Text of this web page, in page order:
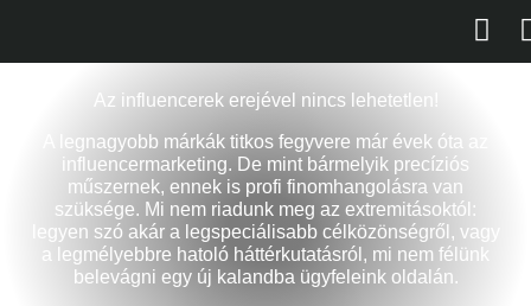
Az influencerek erejével nincs lehetetlen!
A legnagyobb márkák titkos fegyvere már évek óta az
influencermarketing. De mint bármelyik precíziós
műszernek, ennek is profi finomhangolásra van
szüksége. Mi nem riadunk meg az extremitásoktól:
legyen szó akár a legspeciálisabb célközönségről, vagy
a legmélyebbre hatoló háttérkutatásról, mi nem félünk
belevágni egy új kalandba ügyfeleink oldalán.